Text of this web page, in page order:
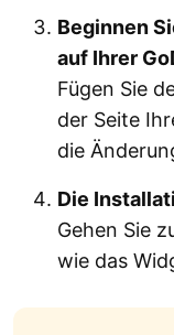
Beginnen
auf Ihrer
Fügen Sie
der Seite
die
Die
Gehen Sie
wie das